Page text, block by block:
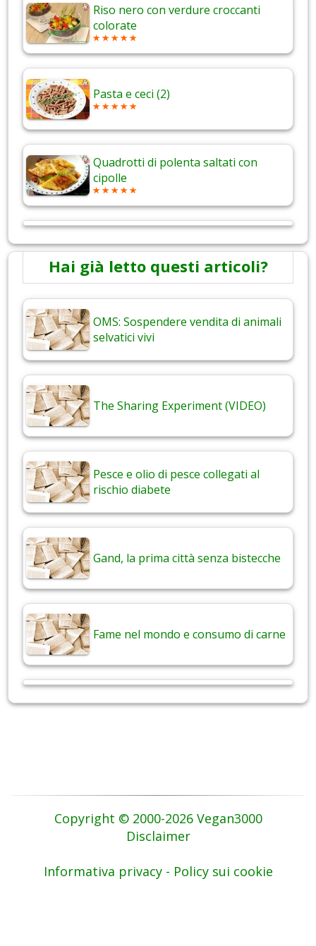
Riso nero con verdure croccanti
colorate
Pasta e ceci (2)
Quadrotti di polenta saltati con
cipolle
Hai già letto questi articoli?
OMS: Sospendere vendita di animali
selvatici vivi
The Sharing Experiment (VIDEO)
Pesce e olio di pesce collegati al
rischio diabete
Gand, la prima città senza bistecche
Fame nel mondo e consumo di carne
Copyright © 2000-2026 Vegan3000
Disclaimer
Informativa privacy - Policy sui cookie